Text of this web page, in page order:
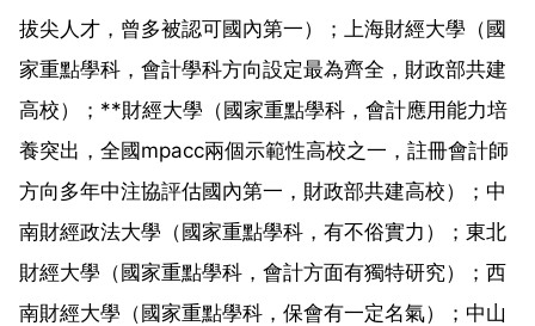
拔尖人才，曾多被認可國內第一）；上海財經大學（國
家重點學科，會計學科方向設定最為齊全，財政部共建
高校）；**財經大學（國家重點學科，會計應用能力培
養突出，全國mpacc兩個示範性高校之一，註冊會計師
方向多年中注協評估國內第一，財政部共建高校）；中
南財經政法大學（國家重點學科，有不俗實力）；東北
財經大學（國家重點學科，會計方面有獨特研究）；西
南財經大學（國家重點學科，保會有一定名氣）；中山